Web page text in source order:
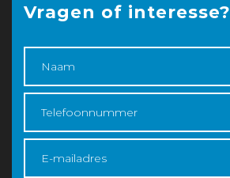
Vragen of interesse?